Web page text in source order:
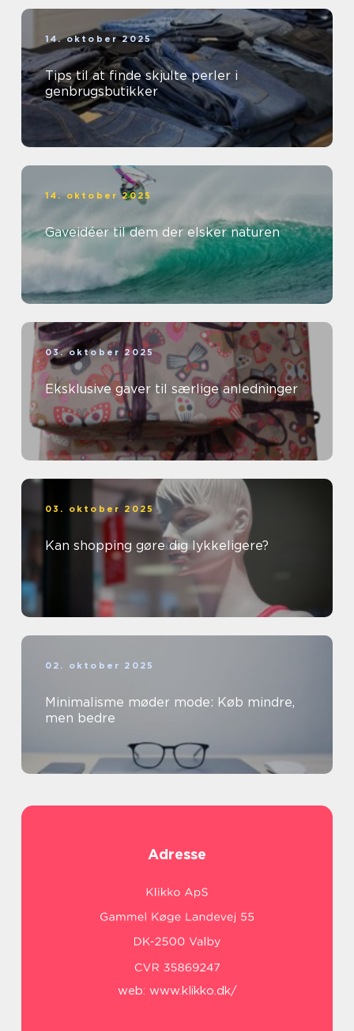
14. oktober 2025
Tips til at finde skjulte perler i
genbrugsbutikker
14. oktober 2025
Gaveidéer til dem der elsker naturen
03. oktober 2025
Eksklusive gaver til særlige anledninger
03. oktober 2025
Kan shopping gøre dig lykkeligere?
02. oktober 2025
Minimalisme møder mode: Køb mindre,
men bedre
Adresse
web: www.klikko.dk/